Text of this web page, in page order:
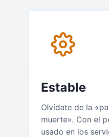
Estable
Olvídate de la
muerte». Con el
usado en los